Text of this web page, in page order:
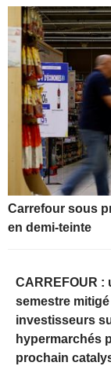
Carrefour sous
en demi-teinte
CARREFOUR :
semestre
investisseurs
hypermarchés
prochain